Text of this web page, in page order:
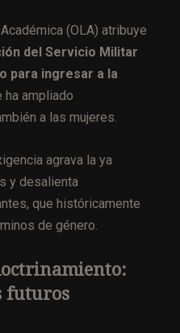
(OLA) atribuye
del Servicio Militar
para ingresar a la
ha ampliado
a las mujeres.
agrava la ya
y desalienta
que históricamente
de género.
futuros